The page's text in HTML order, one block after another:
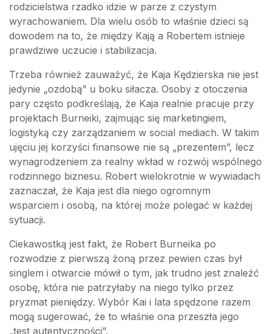
rodzicielstwa rzadko idzie w parze z czystym
wyrachowaniem. Dla wielu osób to właśnie dzieci są
dowodem na to, że między Kają a Robertem istnieje
prawdziwe uczucie i stabilizacja.
Trzeba również zauważyć, że Kaja Kędzierska nie jest
jedynie „ozdobą” u boku siłacza. Osoby z otoczenia
pary często podkreślają, że Kaja realnie pracuje przy
projektach Burneiki, zajmując się marketingiem,
logistyką czy zarządzaniem w social mediach. W takim
ujęciu jej korzyści finansowe nie są „prezentem”, lecz
wynagrodzeniem za realny wkład w rozwój wspólnego
rodzinnego biznesu. Robert wielokrotnie w wywiadach
zaznaczał, że Kaja jest dla niego ogromnym
wsparciem i osobą, na której może polegać w każdej
sytuacji.
Ciekawostką jest fakt, że Robert Burneika po
rozwodzie z pierwszą żoną przez pewien czas był
singlem i otwarcie mówił o tym, jak trudno jest znaleźć
osobę, która nie patrzyłaby na niego tylko przez
pryzmat pieniędzy. Wybór Kai i lata spędzone razem
mogą sugerować, że to właśnie ona przeszła jego
„test autentyczności”.